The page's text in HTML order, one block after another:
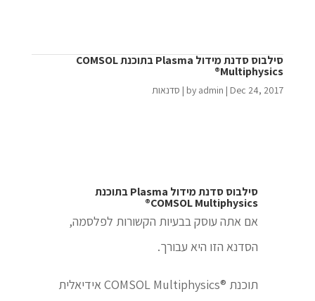
סילבוס סדנת מידול Plasma בתוכנת COMSOL
Multiphysics®
by admin | Dec 24, 2017
| סדנאות
סילבוס סדנת מידול Plasma בתוכנת
COMSOL Multiphysics®
אם אתה עוסק בבעיות הקשורות לפלסמה,
הסדנא הזו היא עבורך.
תוכנת ®COMSOL Multiphysics אידיאלית